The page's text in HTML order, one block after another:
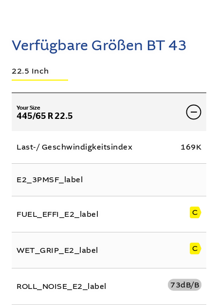
Verfügbare Größen BT 43
22.5 Inch
Your Size
445/65 R 22.5
Last-/ Geschwindigkeitsindex 169K
E2_3PMSF_label
FUEL_EFFI_E2_label C
WET_GRIP_E2_label C
ROLL_NOISE_E2_label 73dB/B